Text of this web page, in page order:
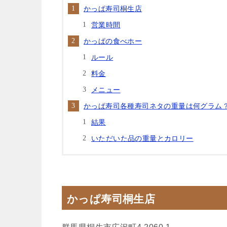
かっぱ寿司桐生店
営業時間
かっぱの食べホー
ルール
料金
メニュー
かっぱ寿司各種寿司ネタの重量は何グラム
結果
いただいた品の重量とカロリー
かっぱ寿司桐生店